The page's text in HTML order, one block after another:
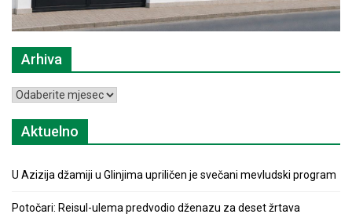
Arhiva
Arhiva
Aktuelno
U Azizija džamiji u Glinjima upriličen je svečani mevludski program
Potočari: Reisul-ulema predvodio dženazu za deset žrtava